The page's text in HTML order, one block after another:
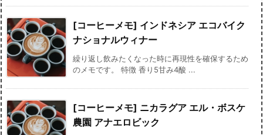
[コーヒーメモ] インドネシア エコバイク
ナショナルウィナー
繰り返し飲みたくなった時に再現性を確保するため
のメモです。 特徴 香り5甘み4酸 ...
[コーヒーメモ] ニカラグア エル・ボスケ
農園 アナエロビック